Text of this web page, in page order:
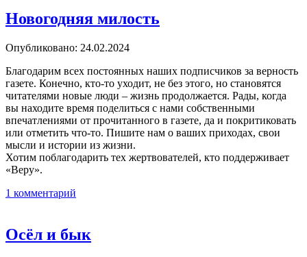
Новогодняя милость
Опубликовано: 24.02.2024
Благодарим всех постоянных наших подписчиков за верность
газете. Конечно, кто-то уходит, не без этого, но становятся
читателями новые люди – жизнь продолжается. Рады, когда
вы находите время поделиться с нами собственными
впечатлениями от прочитанного в газете, да и покритиковать
или отметить что-то. Пишите нам о ваших приходах, свои
мысли и истории из жизни.
Хотим поблагодарить тех жертвователей, кто поддерживает
«Веру».
1 комментарий
Осёл и бык